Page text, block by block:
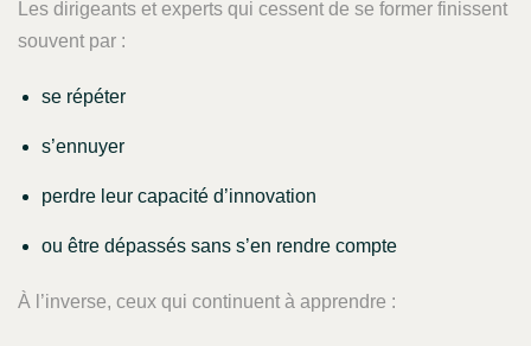
Les dirigeants et experts qui cessent de se former finissent
souvent par :
se répéter
s’ennuyer
perdre leur capacité d’innovation
ou être dépassés sans s’en rendre compte
À l’inverse, ceux qui continuent à apprendre :